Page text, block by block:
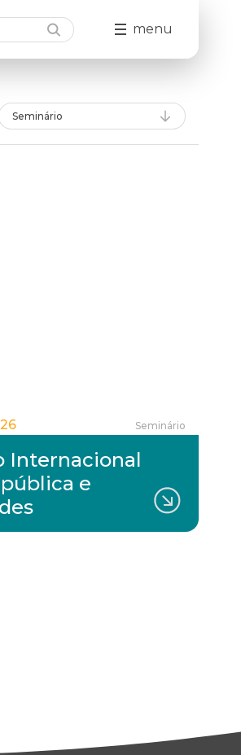
menu
Seminário
Seminário
Internacional
e